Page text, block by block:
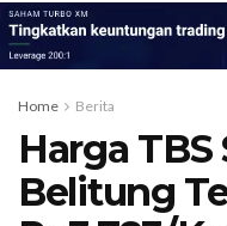
Home Berita
Harga
Belitung